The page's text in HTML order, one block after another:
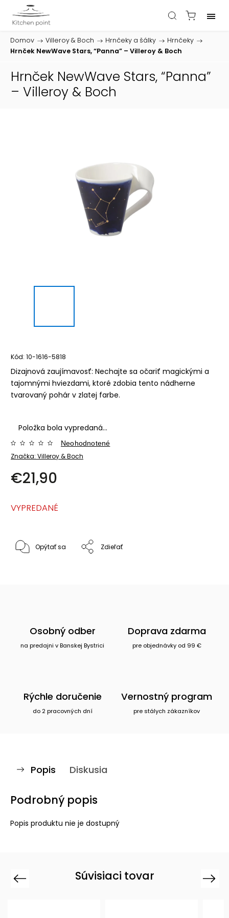
Domov / Villeroy & Boch / Hrnčeky a šálky / Hrnčeky /
Hrnček NewWave Stars, “Panna” – Villeroy & Boch
Hrnček NewWave Stars, “Panna”
– Villeroy & Boch
Kód: 10-1616-5818
Dizajnová zaujímavosť: Nechajte sa očariť magickými a
tajomnými hviezdami, ktoré zdobia tento nádherne
tvarovaný pohár v zlatej farbe.
Položka bola vypredaná…
Značka: Villeroy & Boch
Neohodnotené
€21,90
VYPREDANÉ
Opýtať sa Zdieľať
Osobný odber
na predajni v Banskej Bystrici
Doprava zdarma
pre objednávky od 99 €
Rýchle doručenie
do 2 pracovných dní
Vernostný program
pre stálych zákazníkov
Popis Diskusia
Podrobný popis
Popis produktu nie je dostupný
Súvisiaci tovar
Previous Next